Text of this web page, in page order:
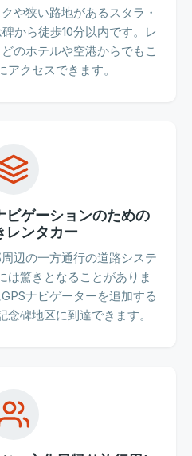
や狭い路地があるスタラ・
から徒歩10分以内です。レ
のホテルや空港からでもこ
アクセスできます。
ビゲーションのための
レンタカー
辺の一方通行の道路システ
は驚きとなることがありま
ナビゲーターを追加する
碑地区に到達できます。